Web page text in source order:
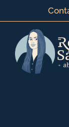
al
contenido